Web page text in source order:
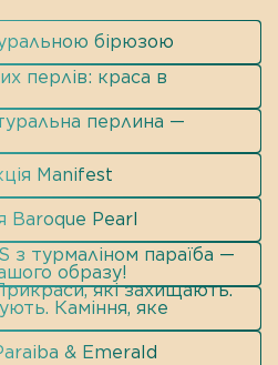
бірюзою
перлів: краса в
перлина —
Manifest
Baroque Pearl
з турмаліном параїба —
образу!
які захищають.
Каміння, яке
& Emerald